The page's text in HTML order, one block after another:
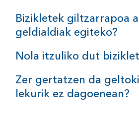
Bizikletek giltzarrapoa
geldialdiak egiteko?
Nola itzuliko dut
Zer gertatzen da
lekurik ez dagoenean?